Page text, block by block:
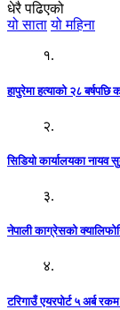
धेरै पढिएको
यो साता यो महिना
१.
हापुरेमा हत्याको २८
२.
सिडियो कार्यालयका नायव
३.
नेपाली काग्रेसको
४.
टरिगाउँ एयरपोर्ट ५ अर्ब